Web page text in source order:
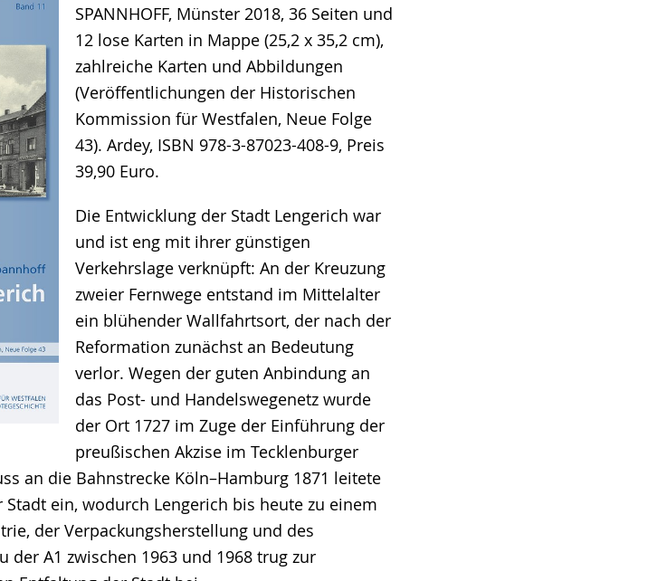
SPANNHOFF, Münster 2018, 36 Seiten und
12 lose Karten in Mappe (25,2 x 35,2 cm),
zahlreiche Karten und Abbildungen
(Veröffentlichungen der Historischen
Kommission für Westfalen, Neue Folge
43). Ardey, ISBN 978-3-87023-408-9, Preis
39,90 Euro.
Die Entwicklung der Stadt Lengerich war
und ist eng mit ihrer günstigen
Verkehrslage verknüpft: An der Kreuzung
zweier Fernwege entstand im Mittelalter
ein blühender Wallfahrtsort, der nach der
Reformation zunächst an Bedeutung
verlor. Wegen der guten Anbindung an
das Post- und Handelswegenetz wurde
der Ort 1727 im Zuge der Einführung der
preußischen Akzise im Tecklenburger
an die Bahnstrecke Köln–Hamburg 1871 leitete
ein, wodurch Lengerich bis heute zu einem
der Verpackungsherstellung und des
der A1 zwischen 1963 und 1968 trug zur